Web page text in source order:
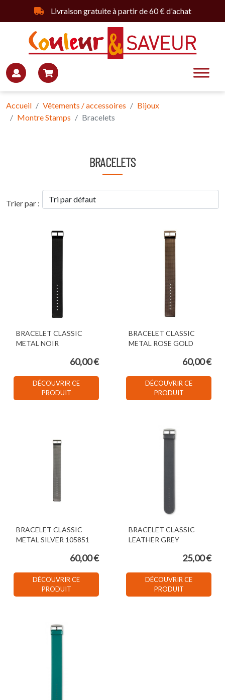
Livraison gratuite à partir de 60 € d'achat
Accueil Vêtements / accessoires
Bijoux
Montre Stamps
Bracelets
BRACELETS
Trier par :
BRACELET CLASSIC
METAL NOIR
60,00 €
DÉCOUVRIR CE
PRODUIT
BRACELET CLASSIC
METAL ROSE GOLD
60,00 €
DÉCOUVRIR CE
PRODUIT
BRACELET CLASSIC
METAL SILVER 105851
60,00 €
DÉCOUVRIR CE
PRODUIT
BRACELET CLASSIC
LEATHER GREY
25,00 €
DÉCOUVRIR CE
PRODUIT